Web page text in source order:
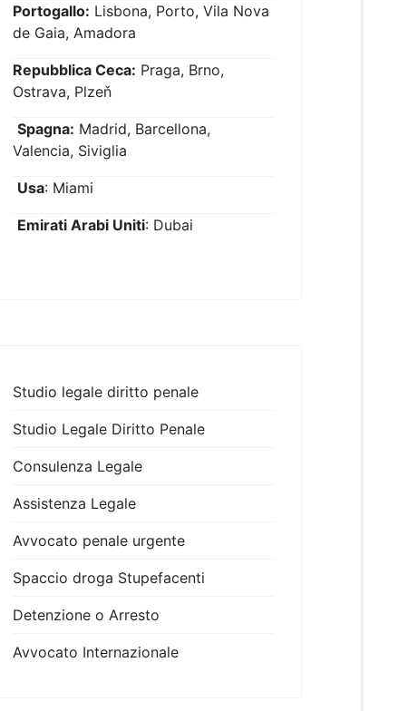
Portogallo: Lisbona, Porto, Vila Nova
de Gaia, Amadora
Repubblica Ceca: Praga, Brno,
Ostrava, Plzeň
Spagna: Madrid, Barcellona,
Valencia, Siviglia
Usa: Miami
Emirati Arabi Uniti: Dubai
Studio legale diritto penale
Studio Legale Diritto Penale
Consulenza Legale
Assistenza Legale
Avvocato penale urgente
Spaccio droga Stupefacenti
Detenzione o Arresto
Avvocato Internazionale